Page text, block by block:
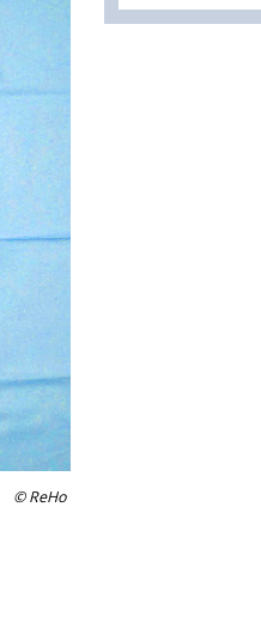
© ReHo